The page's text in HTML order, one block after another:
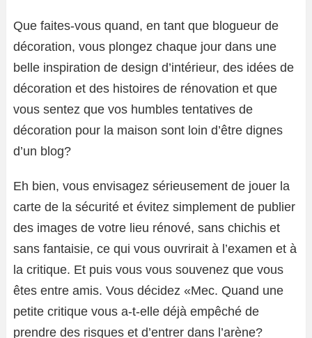
Que faites-vous quand, en tant que blogueur de
décoration, vous plongez chaque jour dans une
belle inspiration de design d’intérieur, des idées de
décoration et des histoires de rénovation et que
vous sentez que vos humbles tentatives de
décoration pour la maison sont loin d’être dignes
d’un blog?
Eh bien, vous envisagez sérieusement de jouer la
carte de la sécurité et évitez simplement de publier
des images de votre lieu rénové, sans chichis et
sans fantaisie, ce qui vous ouvrirait à l’examen et à
la critique. Et puis vous vous souvenez que vous
êtes entre amis. Vous décidez «Mec. Quand une
petite critique vous a-t-elle déjà empêché de
prendre des risques et d’entrer dans l’arène?